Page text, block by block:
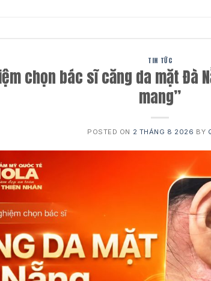
TIN TỨC
chọn bác sĩ căng da mặt Đà
mang”
POSTED ON 2 THÁNG 8 2026 BY